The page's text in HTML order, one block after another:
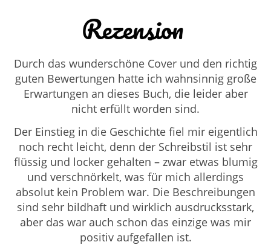
Rezension
Durch das wunderschöne Cover und den richtig
guten Bewertungen hatte ich wahnsinnig große
Erwartungen an dieses Buch, die leider aber
nicht erfüllt worden sind.
Der Einstieg in die Geschichte fiel mir eigentlich
noch recht leicht, denn der Schreibstil ist sehr
flüssig und locker gehalten – zwar etwas blumig
und verschnörkelt, was für mich allerdings
absolut kein Problem war. Die Beschreibungen
sind sehr bildhaft und wirklich ausdrucksstark,
aber das war auch schon das einzige was mir
positiv aufgefallen ist.